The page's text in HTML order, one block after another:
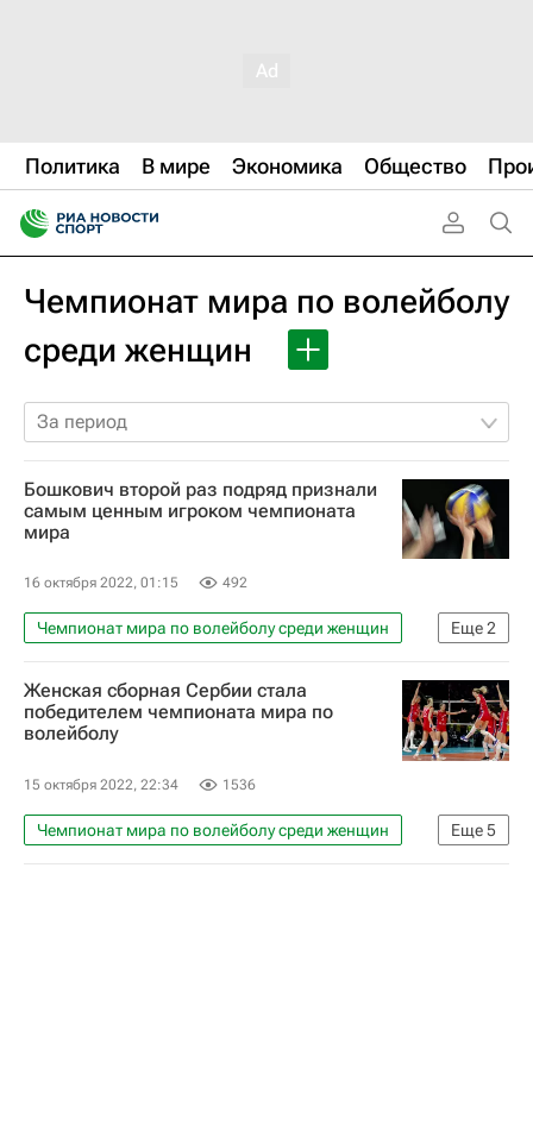
Политика В мире Экономика Общество
Чемпионат мира по волейболу
среди женщин
За период
Бошкович второй раз подряд признали
самым ценным игроком чемпионата
мира
16 октября 2022, 01:15 492
Еще2
Чемпионат мира по волейболу среди женщин
Бранко Бошкович
Волейбол
Женская сборная Сербии стала
победителем чемпионата мира по
волейболу
15 октября 2022, 22:34 1536
Еще5
Чемпионат мира по волейболу среди женщин
Волейбол
Сербия
Бразилия